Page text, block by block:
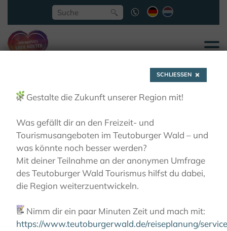
Forum Anja
Niedringhaus
LIEBLINGSPLÄTZE MUSEEN
FORUM ANJA
NIEDRINGHAUS
SCHLIESSEN
🌿 Gestalte die Zukunft unserer Region mit!
Was gefällt dir an den Freizeit- und
Tourismusangeboten im Teutoburger Wald – und
was könnte noch besser werden?
Mit deiner Teilnahme an der anonymen Umfrage
des Teutoburger Wald Tourismus hilfst du dabei,
die Region weiterzuentwickeln.
📝 Nimm dir ein paar Minuten Zeit und mach mit:
https://www.teutoburgerwald.de/reiseplanung/